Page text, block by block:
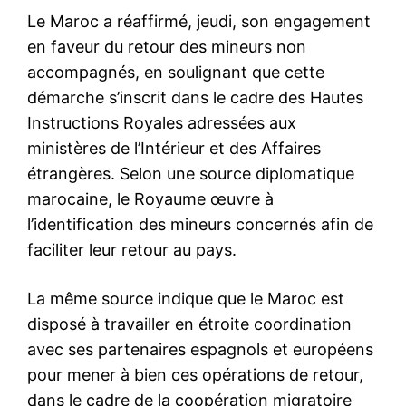
Related
Le ministère de l’Intérieur
concrétise la vision royale
d’une mobilité urbaine
moderne et inclusif
Reportage à Dar bouazza : la
démolition des projets
illégaux, un pas vers la
reconquête de l’espace
In "Nation"
Maire d’Osaka : «C’est aux
hommes de faire les courses
pendant la pandémie car les
femmes y consacreraient
trop de temps»